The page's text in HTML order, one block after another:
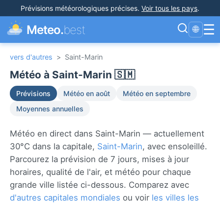
Prévisions météorologiques précises. Voir tous les pays.
Meteo.best 🌐 ☰
vers d'autres > Saint-Marin
Météo à Saint-Marin 🇸🇲
Prévisions Météo en août
Météo en septembre
Moyennes annuelles
Météo en direct dans Saint-Marin — actuellement
30°C dans la capitale, Saint-Marin, avec ensoleillé.
Parcourez la prévision de 7 jours, mises à jour
horaires, qualité de l'air, et météo pour chaque
grande ville listée ci-dessous. Comparez avec
d'autres capitales mondiales ou voir les villes les